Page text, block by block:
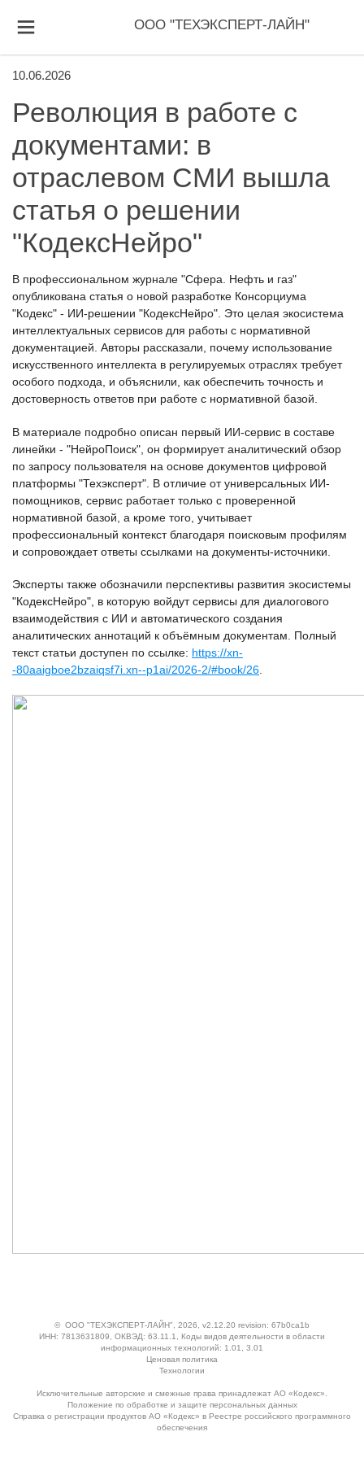
ООО "ТЕХЭКСПЕРТ-ЛАЙН"
10.06.2026
Революция в работе с
документами: в
отраслевом СМИ вышла
статья о решении
"КодексНейро"
В профессиональном журнале "Сфера. Нефть и газ"
опубликована статья о новой разработке Консорциума
"Кодекс" - ИИ-решении "КодексНейро". Это целая экосистема
интеллектуальных сервисов для работы с нормативной
документацией. Авторы рассказали, почему использование
искусственного интеллекта в регулируемых отраслях требует
особого подхода, и объяснили, как обеспечить точность и
достоверность ответов при работе с нормативной базой.
В материале подробно описан первый ИИ-сервис в составе
линейки - "НейроПоиск", он формирует аналитический обзор
по запросу пользователя на основе документов цифровой
платформы "Техэксперт". В отличие от универсальных ИИ-
помощников, сервис работает только с проверенной
нормативной базой, а кроме того, учитывает
профессиональный контекст благодаря поисковым профилям
и сопровождает ответы ссылками на документы-источники.
Эксперты также обозначили перспективы развития экосистемы
"КодексНейро", в которую войдут сервисы для диалогового
взаимодействия с ИИ и автоматического создания
аналитических аннотаций к объёмным документам. Полный
текст статьи доступен по ссылке: https://xn-
-80aaigboe2bzaiqsf7i.xn--p1ai/2026-2/#book/26
© ООО "ТЕХЭКСПЕРТ-ЛАЙН" , 2026, v2.12.20 revision: 67b0ca1b
ИНН: 7813631809, ОКВЭД: 63.11.1, Коды видов деятельности в области
информационных технологий: 1.01, 3.01
Ценовая политика
Технологии
Исключительные авторские и смежные права принадлежат АО «Кодекс».
Положение по обработке и защите персональных данных
Справка о регистрации продуктов АО «Кодекс» в Реестре российского программного
обеспечения